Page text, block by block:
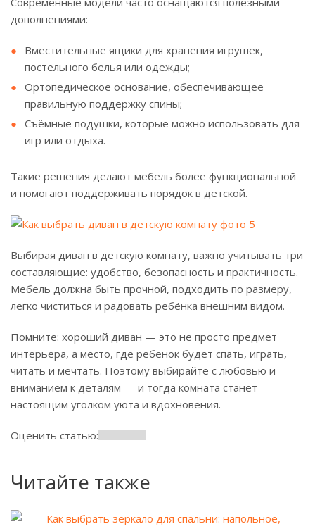
дополнениями:
Вместительные ящики для хранения игрушек,
постельного белья или одежды;
Ортопедическое основание, обеспечивающее
правильную поддержку спины;
Съёмные подушки, которые можно использовать для
игр или отдыха.
Такие решения делают мебель более функциональной
и помогают поддерживать порядок в детской.
Выбирая диван в детскую комнату, важно учитывать три
составляющие: удобство, безопасность и практичность.
Мебель должна быть прочной, подходить по размеру,
легко чиститься и радовать ребёнка внешним видом.
Помните: хороший диван — это не просто предмет
интерьера, а место, где ребёнок будет спать, играть,
читать и мечтать. Поэтому выбирайте с любовью и
вниманием к деталям — и тогда комната станет
настоящим уголком уюта и вдохновения.
Оценить статью:
Читайте также